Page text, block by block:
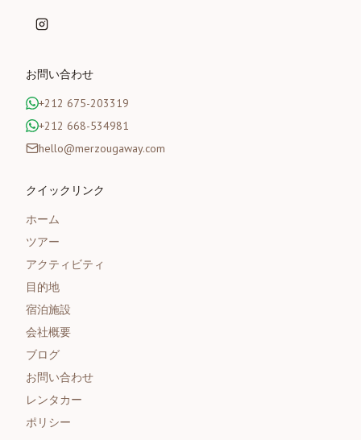
お問い合わせ
+212 675-203319
+212 668-534981
hello@merzougaway.com
クイックリンク
ホーム
ツアー
アクティビティ
目的地
宿泊施設
会社概要
ブログ
お問い合わせ
レンタカー
ポリシー